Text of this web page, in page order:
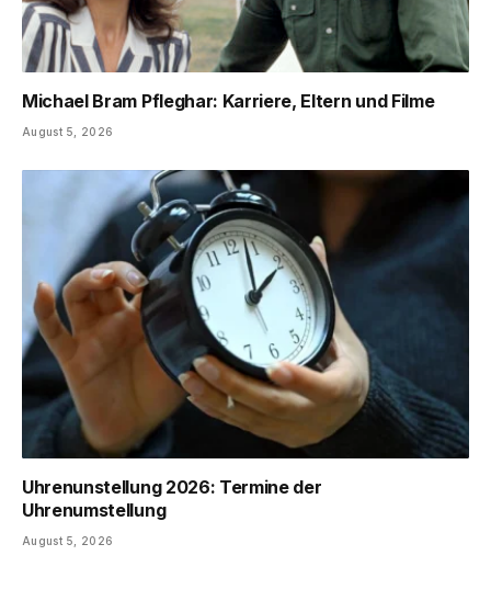
Michael Bram Pfleghar: Karriere, Eltern und Filme
August 5, 2026
Uhrenunstellung 2026: Termine der
Uhrenumstellung
August 5, 2026